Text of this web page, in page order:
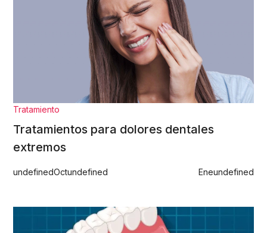
Tratamiento
Tratamientos para dolores dentales
extremos
undefinedOctundefined Eneundefined